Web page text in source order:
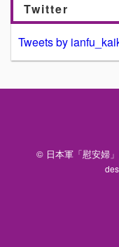
Twitter
Tweets by
© 日本軍「慰安婦